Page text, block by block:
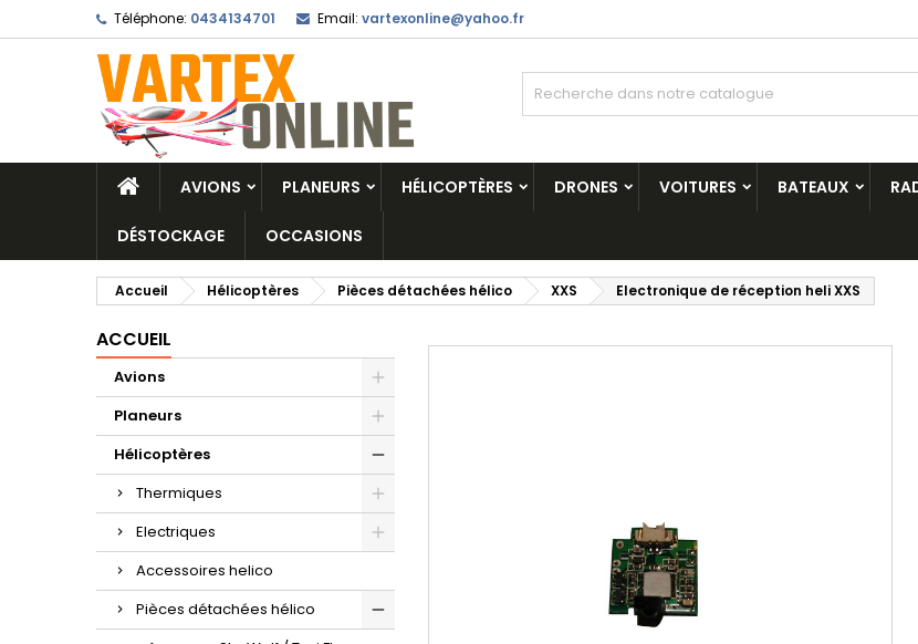
Téléphone: 0434134701 Email: vartexonline@yahoo.fr
AVIONS PLANEURS HÉLICOPTÈRES DRONES VOITURES BATEAUX
DÉSTOCKAGE OCCASIONS
Accueil Hélicoptères Pièces détachées hélico XXS Electronique de réception heli XXS
ACCUEIL
Avions
Planeurs
Hélicoptères
Thermiques
Electriques
Accessoires helico
Pièces détachées hélico